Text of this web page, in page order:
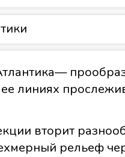
линиях
вторит
рельеф